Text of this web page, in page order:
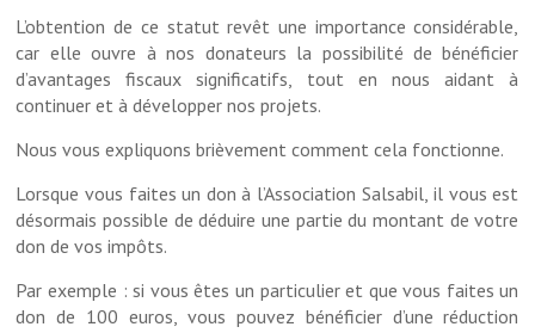
L’obtention de ce statut revêt une importance considérable,
car elle ouvre à nos donateurs la possibilité de bénéficier
d’avantages fiscaux significatifs, tout en nous aidant à
continuer et à développer nos projets.
Nous vous expliquons brièvement comment cela fonctionne.
Lorsque vous faites un don à l’Association Salsabil, il vous est
désormais possible de déduire une partie du montant de votre
don de vos impôts.
Par exemple : si vous êtes un particulier et que vous faites un
don de 100 euros, vous pouvez bénéficier d’une réduction